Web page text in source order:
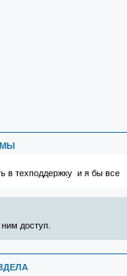
в техподдержку и я бы все
доступ.